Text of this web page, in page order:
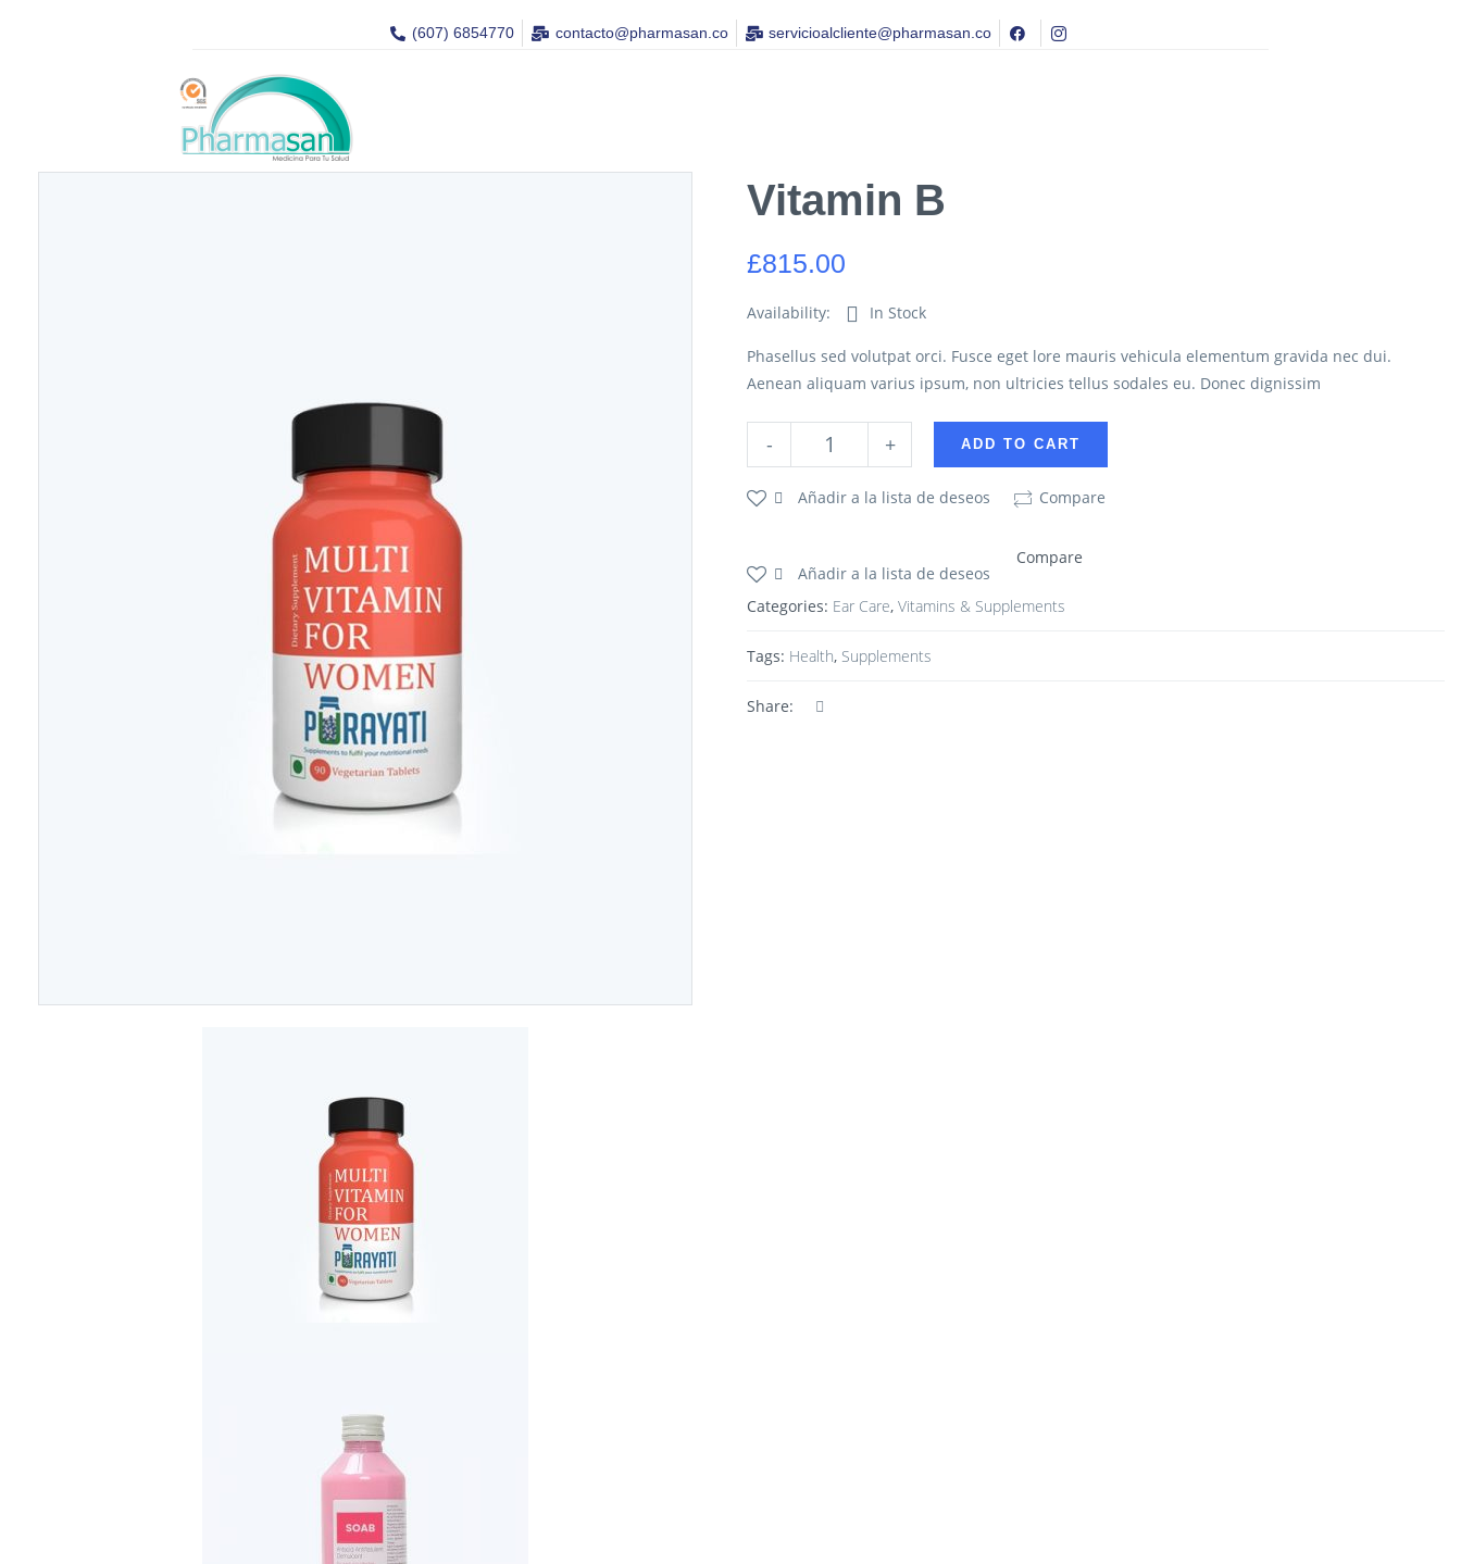
(607) 6854770 contacto@pharmasan.co​ servicioalcliente@pharmasan.co
Vitamin B
£815.00
Availability: In Stock
Phasellus sed volutpat orci. Fusce eget lore mauris vehicula elementum gravida nec dui.
Aenean aliquam varius ipsum, non ultricies tellus sodales eu. Donec dignissim
+
- ADD TO CART
Añadir a la lista de deseos Compare
Añadir a la lista de deseos
Compare
Categories: Ear Care, Vitamins & Supplements
Tags: Health, Supplements
Share: